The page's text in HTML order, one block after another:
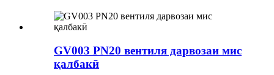
GV003 PN20 вентиля дарвозаи мис
қалбакӣ